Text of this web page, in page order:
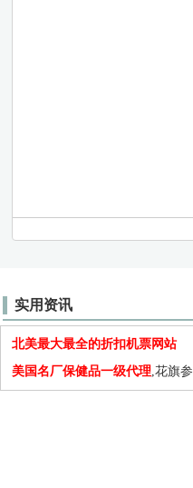
实用资讯
北美最大最全的折扣机票网站
美国名厂保健品一级代理,花旗